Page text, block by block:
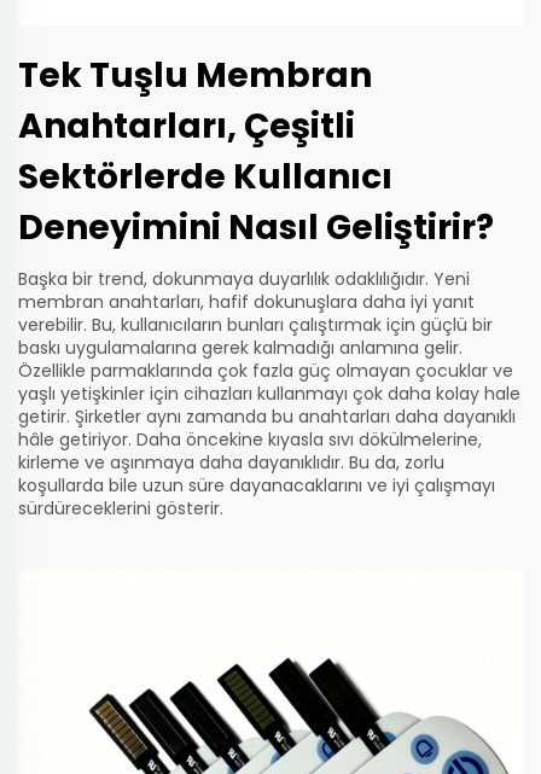
Tek Tuşlu Membran
Anahtarları, Çeşitli
Sektörlerde Kullanıcı
Deneyimini Nasıl Geliştirir?
Başka bir trend, dokunmaya duyarlılık odaklılığıdır. Yeni
membran anahtarları, hafif dokunuşlara daha iyi yanıt
verebilir. Bu, kullanıcıların bunları çalıştırmak için güçlü bir
baskı uygulamalarına gerek kalmadığı anlamına gelir.
Özellikle parmaklarında çok fazla güç olmayan çocuklar ve
yaşlı yetişkinler için cihazları kullanmayı çok daha kolay hale
getirir. Şirketler aynı zamanda bu anahtarları daha dayanıklı
hâle getiriyor. Daha öncekine kıyasla sıvı dökülmelerine,
kirleme ve aşınmaya daha dayanıklıdır. Bu da, zorlu
koşullarda bile uzun süre dayanacaklarını ve iyi çalışmayı
sürdüreceklerini gösterir.